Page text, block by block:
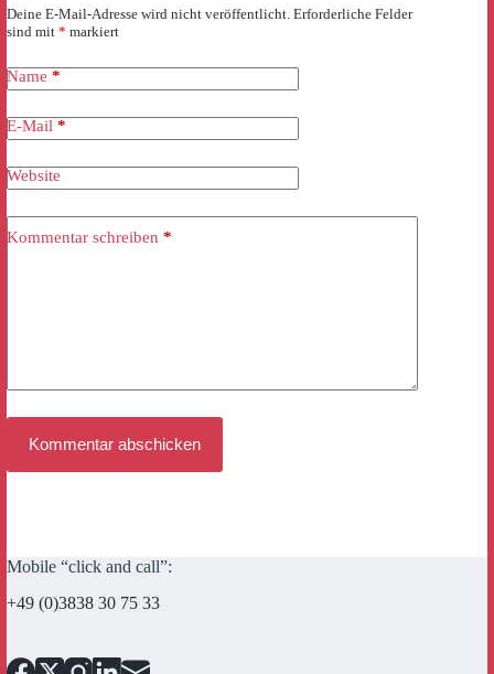
Deine E-Mail-Adresse wird nicht veröffentlicht. Erforderliche Felder
sind mit * markiert
Name *
E-Mail *
Website
Kommentar schreiben *
Kommentar abschicken
Mobile “click and call”:
+49 (0)3838 30 75 33